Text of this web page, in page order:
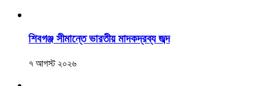
শিবগঞ্জ সীমান্তে ভারতীয় মাদকদ্রব্য জব্দ
৭ আগস্ট ২০২৬